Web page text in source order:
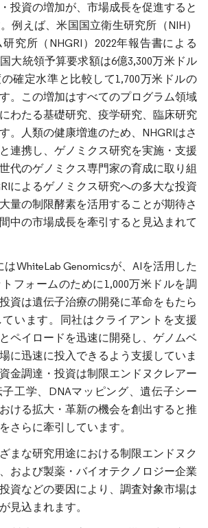
投資の増加が、市場成長を促進すると
例えば、米国国立衛生研究所（NIH）
究所（NHGRI）2022年報告書による
大統領予算要求額は6億3,300万米ドル
確定水準と比較して1,700万米ドルの
。この増加はすべてのプログラム領域
わたる基礎研究、疫学研究、臨床研究
。人類の健康増進のため、NHGRIはさ
連携し、ゲノミクス研究を実施・支援
代のゲノミクス専門家の育成に取り組
によるゲノミクス研究への多大な投資
量の制限酵素を活用することが期待さ
中の市場成長を牽引すると見込まれて
はWhiteLab Genomicsが、AIを活用した
フォームのために1,000万米ドルを調
資は遺伝子治療の開発に革命をもたら
います。同社はクライアントを支援
ペイロードを迅速に開発し、ゲノムベ
に迅速に投入できるよう支援していま
金調達・投資は制限エンドヌクレアー
工学、DNAマッピング、遺伝子シー
ける拡大・革新の機会を創出すると推
さらに牽引しています。
まな研究用途における制限エンドヌク
および製薬・バイオテクノロジー企業
資などの要因により、調査対象市場は
見込まれます。